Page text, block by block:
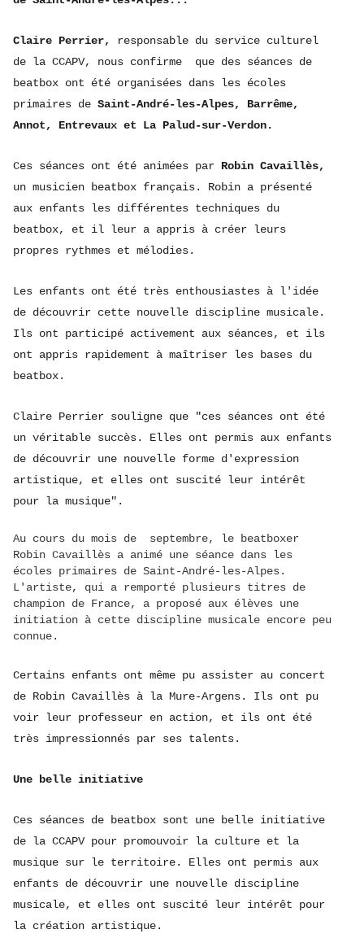
Claire Perrier,
responsable du service culturel
de la CCAPV, nous confirme que des séances de
beatbox ont été organisées dans les écoles
primaires de Saint-André-les-Alpes, Barrême,
Annot, Entrevaux et La Palud-sur-Verdon.
Ces séances ont été animées par Robin Cavaillès,
un musicien beatbox français. Robin a présenté
aux enfants les différentes techniques du
beatbox, et il leur a appris à créer leurs
propres rythmes et mélodies.
Les enfants ont été très enthousiastes à l'idée
de découvrir cette nouvelle discipline musicale.
Ils ont participé activement aux séances, et ils
ont appris rapidement à maîtriser les bases du
beatbox.
Claire Perrier souligne que "ces séances ont été
un véritable succès. Elles ont permis aux enfants
de découvrir une nouvelle forme d'expression
artistique, et elles ont suscité leur intérêt
pour la musique".
Au cours du mois de septembre, le beatboxer
Robin Cavaillès a animé une séance dans les
écoles primaires de Saint-André-les-Alpes.
L'artiste, qui a remporté plusieurs titres de
champion de France, a proposé aux élèves une
initiation à cette discipline musicale encore peu
connue.
Certains enfants ont même pu assister au concert
de Robin Cavaillès à la Mure-Argens. Ils ont pu
voir leur professeur en action, et ils ont été
très impressionnés par ses talents.
Une belle initiative
Ces séances de beatbox sont une belle initiative
de la CCAPV pour promouvoir la culture et la
musique sur le territoire. Elles ont permis aux
enfants de découvrir une nouvelle discipline
musicale, et elles ont suscité leur intérêt pour
la création artistique.